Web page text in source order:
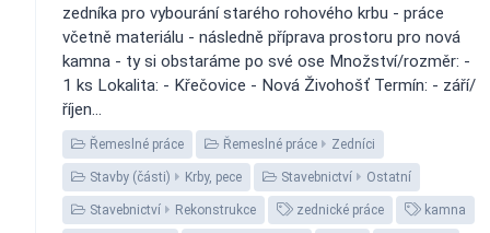
zedníka pro vybourání starého rohového krbu - práce
včetně materiálu - následně příprava prostoru pro nová
kamna - ty si obstaráme po své ose Množství/rozměr: -
1 ks Lokalita: - Křečovice - Nová Živohošť Termín: - září/
říjen...
Řemeslné práce Řemeslné práce Zedníci
Stavby (části) Krby, pece Stavebnictví Ostatní
Stavebnictví Rekonstrukce zednické práce kamna